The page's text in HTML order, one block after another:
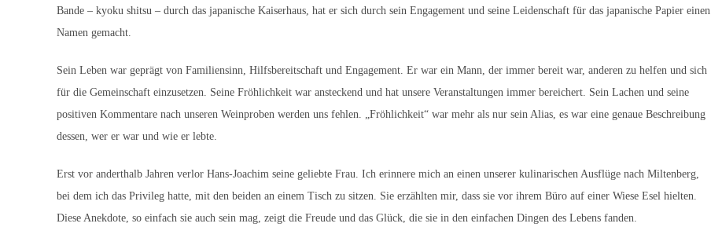
Bande – kyoku shitsu – durch das japanische Kaiserhaus, hat er sich durch sein Engagement und seine Leidenschaft für das japanische Papier einen
Namen gemacht.
Sein Leben war geprägt von Familiensinn, Hilfsbereitschaft und Engagement. Er war ein Mann, der immer bereit war, anderen zu helfen und sich
für die Gemeinschaft einzusetzen. Seine Fröhlichkeit war ansteckend und hat unsere Veranstaltungen immer bereichert. Sein Lachen und seine
positiven Kommentare nach unseren Weinproben werden uns fehlen. „Fröhlichkeit“ war mehr als nur sein Alias, es war eine genaue Beschreibung
dessen, wer er war und wie er lebte.
Erst vor anderthalb Jahren verlor Hans-Joachim seine geliebte Frau. Ich erinnere mich an einen unserer kulinarischen Ausflüge nach Miltenberg,
bei dem ich das Privileg hatte, mit den beiden an einem Tisch zu sitzen. Sie erzählten mir, dass sie vor ihrem Büro auf einer Wiese Esel hielten.
Diese Anekdote, so einfach sie auch sein mag, zeigt die Freude und das Glück, die sie in den einfachen Dingen des Lebens fanden.